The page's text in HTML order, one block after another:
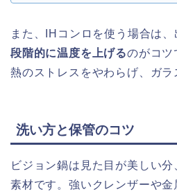
また、IHコンロを使う場合は、
段階的に温度を上げるのがコツ
熱のストレスをやわらげ、ガラ
洗い方と保管のコツ
ビジョン鍋は見た目が美しい
素材です。強いクレンザーや